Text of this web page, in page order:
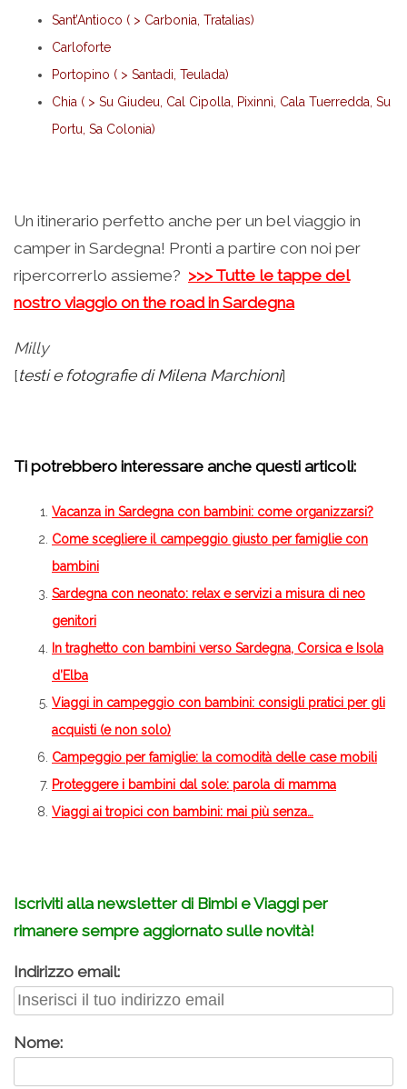
Sant’Antioco ( > Carbonia, Tratalias)
Carloforte
Portopino ( > Santadi, Teulada)
Chia ( > Su Giudeu, Cal Cipolla, Pixinnì, Cala Tuerredda, Su
Portu, Sa Colonia)
Un itinerario perfetto anche per un bel viaggio in
camper in Sardegna! Pronti a partire con noi per
ripercorrerlo assieme? >>> Tutte le tappe del
nostro viaggio on the road in Sardegna
Milly
[testi e fotografie di Milena Marchioni]
Ti potrebbero interessare anche questi articoli:
Vacanza in Sardegna con bambini: come organizzarsi?
Come scegliere il campeggio giusto per famiglie con
bambini
Sardegna con neonato: relax e servizi a misura di neo
genitori
In traghetto con bambini verso Sardegna, Corsica e Isola
d’Elba
Viaggi in campeggio con bambini: consigli pratici per gli
acquisti (e non solo)
Campeggio per famiglie: la comodità delle case mobili
Proteggere i bambini dal sole: parola di mamma
Viaggi ai tropici con bambini: mai più senza…
Iscriviti alla newsletter di Bimbi e Viaggi per
rimanere sempre aggiornato sulle novità!
Indirizzo email:
Nome: